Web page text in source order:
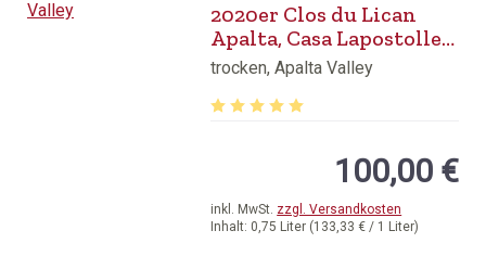
2020er Clos du Lican
Apalta, Casa Lapostolle,
Colchagua Valley
trocken, Apalta Valley
Inhalt: 0,75 Liter (133,33 € / 1 Liter)
inkl. MwSt. zzgl. Versandkosten
100,00 €